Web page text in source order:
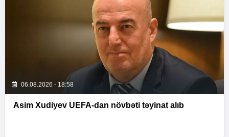
06.08.2026 - 18:58
Asim Xudiyev UEFA-dan növbəti təyinat alıb